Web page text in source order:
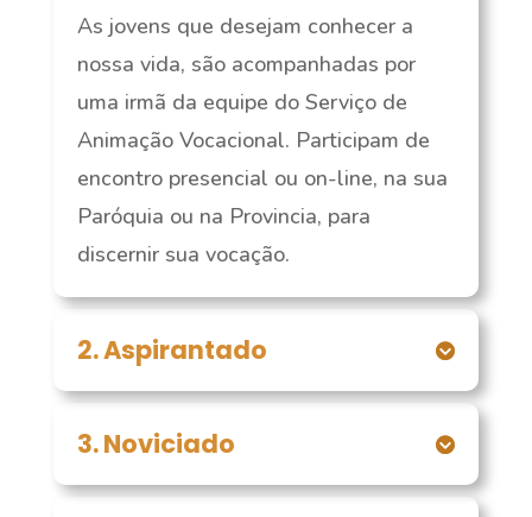
As jovens que desejam conhecer a
nossa vida, são acompanhadas por
uma irmã da equipe do Serviço de
Animação Vocacional. Participam de
encontro presencial ou on-line, na sua
Paróquia ou na Provincia, para
discernir sua vocação.
2. Aspirantado
3. Noviciado